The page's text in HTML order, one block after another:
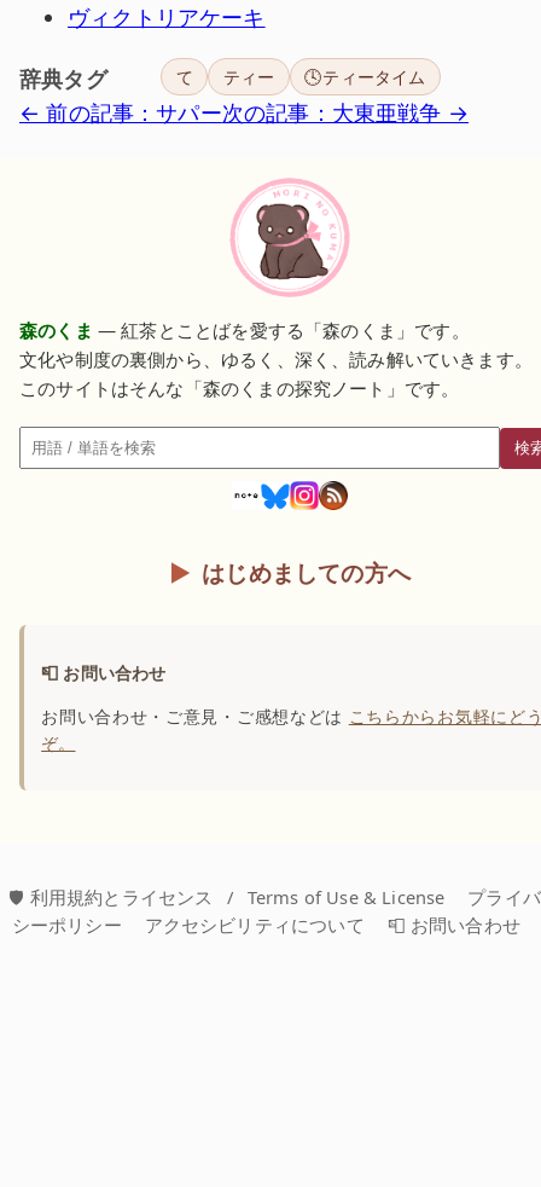
ヴィクトリアケーキ
辞典タグ て ティー 🕓ティータイム
← 前の記事：サパー次の記事：大東亜戦争 →
森のくま — 紅茶とことばを愛する「森のくま」です。
文化や制度の裏側から、ゆるく、深く、読み解いていきます。
このサイトはそんな「森のくまの探究ノート」です。
検索
検
はじめましての方へ
📮 お問い合わせ
お問い合わせ・ご意見・ご感想などは こちらからお気軽にど
ぞ。
🛡️ 利用規約とライセンス / Terms of Use & License
プライバ
シーポリシー
アクセシビリティについて 📮 お問い合わせ